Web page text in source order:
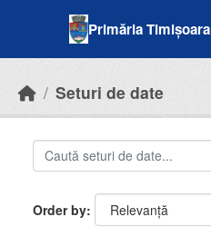
Primăria Timișoara
Seturi de date
Order by